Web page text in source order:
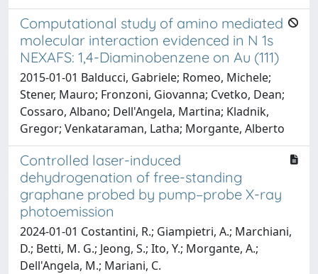
Computational study of amino mediated
molecular interaction evidenced in N 1s
NEXAFS: 1,4-Diaminobenzene on Au (111)
2015-01-01 Balducci, Gabriele; Romeo, Michele;
Stener, Mauro; Fronzoni, Giovanna; Cvetko, Dean;
Cossaro, Albano; Dell'Angela, Martina; Kladnik,
Gregor; Venkataraman, Latha; Morgante, Alberto
Controlled laser-induced
dehydrogenation of free-standing
graphane probed by pump–probe X-ray
photoemission
2024-01-01 Costantini, R.; Giampietri, A.; Marchiani,
D.; Betti, M. G.; Jeong, S.; Ito, Y.; Morgante, A.;
Dell'Angela, M.; Mariani, C.